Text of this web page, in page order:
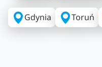
Gdynia Toruń